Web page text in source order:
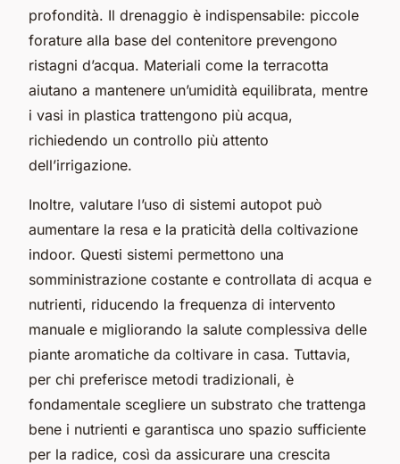
profondità. Il drenaggio è indispensabile: piccole
forature alla base del contenitore prevengono
ristagni d’acqua. Materiali come la terracotta
aiutano a mantenere un’umidità equilibrata, mentre
i vasi in plastica trattengono più acqua,
richiedendo un controllo più attento
dell’irrigazione.
Inoltre, valutare l’uso di sistemi autopot può
aumentare la resa e la praticità della coltivazione
indoor. Questi sistemi permettono una
somministrazione costante e controllata di acqua e
nutrienti, riducendo la frequenza di intervento
manuale e migliorando la salute complessiva delle
piante aromatiche da coltivare in casa. Tuttavia,
per chi preferisce metodi tradizionali, è
fondamentale scegliere un substrato che trattenga
bene i nutrienti e garantisca uno spazio sufficiente
per la radice, così da assicurare una crescita